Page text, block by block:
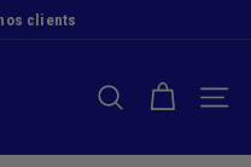
clients
RECHERCHER